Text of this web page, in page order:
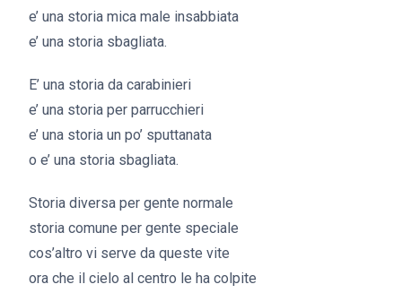
e’ una storia mica male insabbiata
e’ una storia sbagliata.
E’ una storia da carabinieri
e’ una storia per parrucchieri
e’ una storia un po’ sputtanata
o e’ una storia sbagliata.
Storia diversa per gente normale
storia comune per gente speciale
cos’altro vi serve da queste vite
ora che il cielo al centro le ha colpite